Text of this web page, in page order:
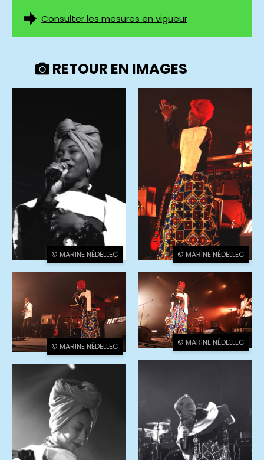
Consulter les mesures en vigueur
RETOUR EN IMAGES
© MARINE NÉDELLEC © MARINE NÉDELLEC
© MARINE NÉDELLEC © MARINE NÉDELLEC